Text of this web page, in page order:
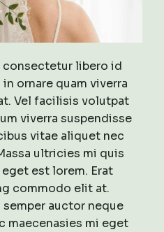
consectetur libero id
ornare quam viverra
Vel facilisis volutpat
viverra suspendisse
vitae aliquet nec
ultricies mi quis
est lorem. Erat
commodo elit at.
auctor neque
maecenasies mi eget